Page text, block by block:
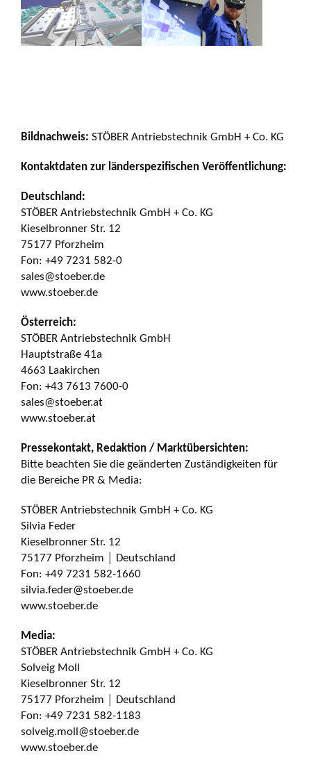
Bildnachweis: STÖBER Antriebstechnik GmbH + Co. KG
Kontaktdaten zur länderspezifischen Veröffentlichung:
Deutschland:
STÖBER Antriebstechnik GmbH + Co. KG
Kieselbronner Str. 12
75177 Pforzheim
Fon: +49 7231 582-0
sales@stoeber.de
www.stoeber.de
Österreich:
STÖBER Antriebstechnik GmbH
Hauptstraße 41a
4663 Laakirchen
Fon: +43 7613 7600-0
sales@stoeber.at
www.stoeber.at
Pressekontakt, Redaktion / Marktübersichten:
Bitte beachten Sie die geänderten Zuständigkeiten für
die Bereiche PR & Media:
STÖBER Antriebstechnik GmbH + Co. KG
Silvia Feder
Kieselbronner Str. 12
75177 Pforzheim │ Deutschland
Fon: +49 7231 582-1660
silvia.feder@stoeber.de
www.stoeber.de
Media:
STÖBER Antriebstechnik GmbH + Co. KG
Solveig Moll
Kieselbronner Str. 12
75177 Pforzheim │ Deutschland
Fon: +49 7231 582-1183
solveig.moll@stoeber.de
www.stoeber.de